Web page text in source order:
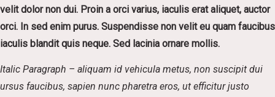
velit dolor non dui. Proin a orci varius, iaculis erat aliquet, auctor
orci. In sed enim purus. Suspendisse non velit eu quam faucibus
iaculis blandit quis neque. Sed lacinia ornare mollis.
Italic Paragraph – aliquam id vehicula metus, non suscipit dui
ursus faucibus, sapien nunc pharetra eros, ut efficitur justo